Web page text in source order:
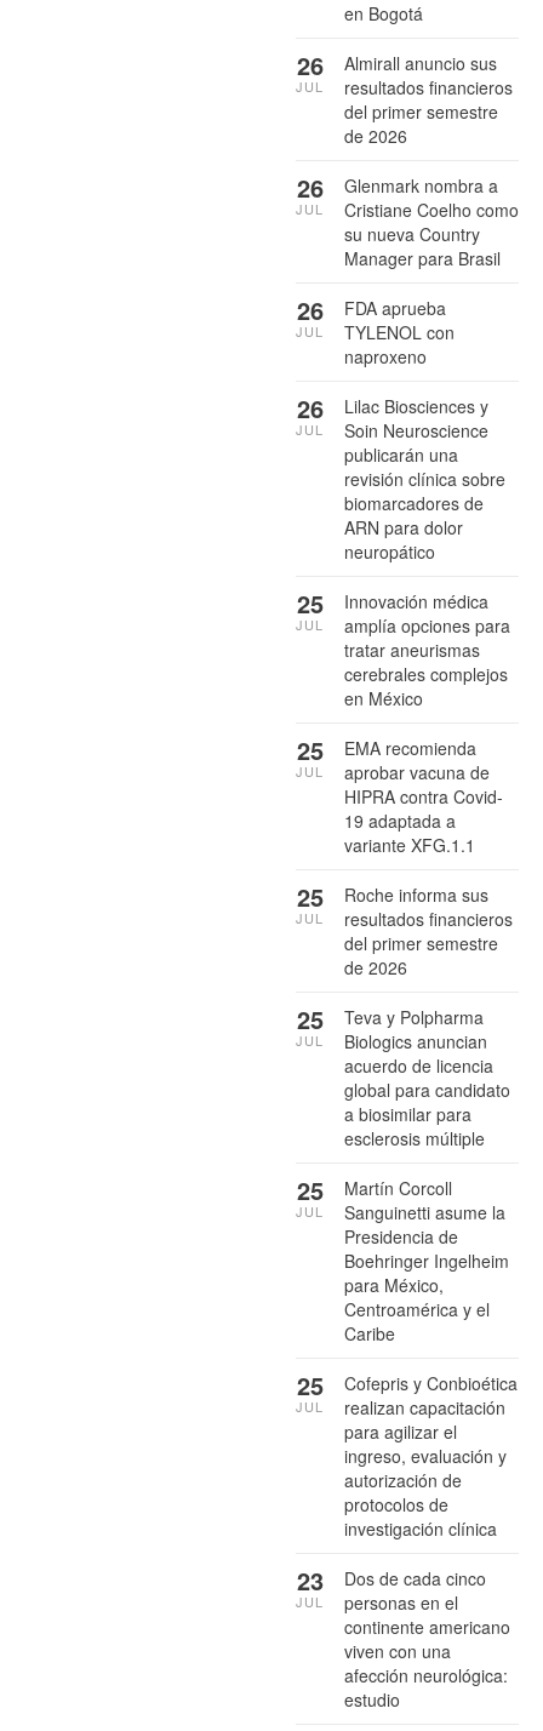
en Bogotá
Almirall anuncio sus
resultados financieros
del primer semestre
de 2026
26
JUL
Glenmark nombra a
Cristiane Coelho como
su nueva Country
Manager para Brasil
26
JUL
FDA aprueba
TYLENOL con
naproxeno
26
JUL
Lilac Biosciences y
Soin Neuroscience
publicarán una
revisión clínica sobre
biomarcadores de
ARN para dolor
neuropático
26
JUL
Innovación médica
amplía opciones para
tratar aneurismas
cerebrales complejos
en México
25
JUL
EMA recomienda
aprobar vacuna de
HIPRA contra Covid-
19 adaptada a
variante XFG.1.1
25
JUL
Roche informa sus
resultados financieros
del primer semestre
de 2026
25
JUL
Teva y Polpharma
Biologics anuncian
acuerdo de licencia
global para candidato
a biosimilar para
esclerosis múltiple
25
JUL
Martín Corcoll
Sanguinetti asume la
Presidencia de
Boehringer Ingelheim
para México,
Centroamérica y el
Caribe
25
JUL
Cofepris y Conbioética
realizan capacitación
para agilizar el
ingreso, evaluación y
autorización de
protocolos de
investigación clínica
25
JUL
Dos de cada cinco
personas en el
continente americano
viven con una
afección neurológica:
estudio
23
JUL